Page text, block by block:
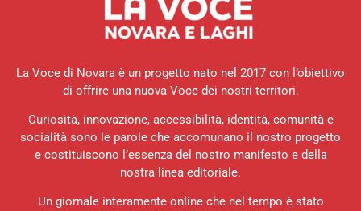
La Voce di Novara è un progetto nato nel 2017 con l’obiettivo
di offrire una nuova Voce dei nostri territori.
Curiosità, innovazione, accessibilità, identità, comunità e
socialità sono le parole che accomunano il nostro progetto
e costituiscono l’essenza del nostro manifesto e della
nostra linea editoriale.
Un giornale interamente online che nel tempo è stato